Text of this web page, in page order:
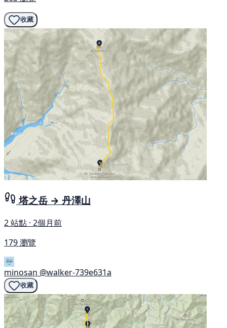
收藏
塔之岳 → 丹澤山
2 站點 · 2個月前
179 瀏覽
minosan @walker-739e631a
收藏